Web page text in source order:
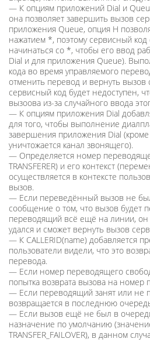
— К опциям приложений Dial и
она позволяет завершить вызов
приложения Queue, опция H
нажатием *, поэтому сервисный
начинаться со *, чтобы его ввод
Dial и для приложения Queue).
кода во время управляемого
отменить перевод и вернуть вызов
сервисный код будет недоступен,
вызоова из-за случайного ввода
— К опциям приложения Dial
для того, чтобы выполнение
завершения приложения Dial (кроме
уничтожается канал звонящего).
— Определяется номер
TRANSFERER) и его контекст
осуществляется в контексте
вызов.
— Если переведённый вызов не
сообщение о том, что вызов будет
переводящий всё ещё на линии, он
удался и сможет вернуть вызов
— К CALLERID(name) добавляется
пользователи видели, что это
перевода.
— Если номер переводящего
попытка возврата вызова на номер
— Если переводящий занят или не
возвращается в последнюю
— Если вызов ещё не был в
назначение по умолчанию
TRANSFER_FAILOVER), в данном